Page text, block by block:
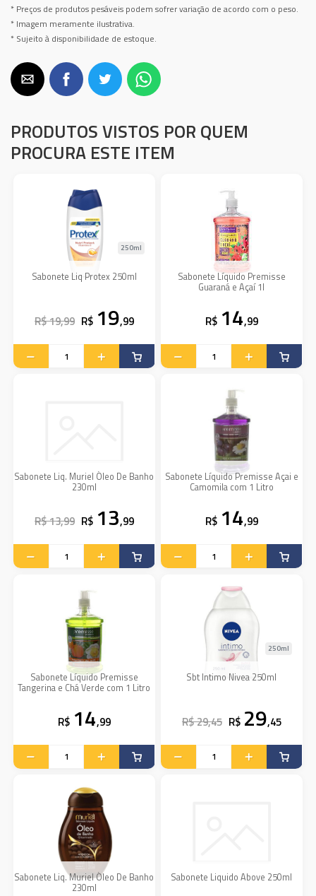
* Preços de produtos pesáveis podem sofrer variação de acordo com o peso.
* Imagem meramente ilustrativa.
* Sujeito à disponibilidade de estoque.
PRODUTOS VISTOS POR QUEM
PROCURA ESTE ITEM
Sabonete Liq Protex 250ml
250ml
R$ 19,99 R$ 19,99
Sabonete Líquido Premisse
Guaraná e Açaí 1l
R$ 14,99
Sabonete Liq. Muriel Óleo De Banho
230ml
R$ 13,99 R$ 13,99
Sabonete Líquido Premisse Açai e
Camomila com 1 Litro
R$ 14,99
Sabonete Líquido Premisse
Tangerina e Chá Verde com 1 Litro
R$ 14,99
Sbt Intimo Nivea 250ml
250ml
R$ 29,45 R$ 29,45
Sabonete Liq. Muriel Óleo De Banho
230ml
Sabonete Liquido Above 250ml